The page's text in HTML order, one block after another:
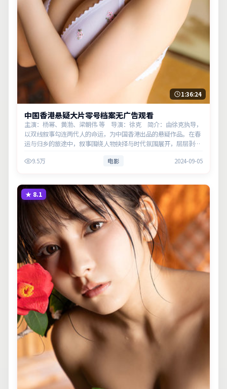
1:36:24
中国香港悬疑大片零号档案无广告观看
主演：杨幂、黄渤、梁朝伟 等 导演：徐克 简介：由徐克执导，
以双线叙事勾连两代人的命运，为中国香港出品的悬疑作品。在春
运与归乡的旅途中，叙事围绕人物抉择与时代氛围展开，层层剥开
义。9.5万 电影 2024-09-05
★ 8.1